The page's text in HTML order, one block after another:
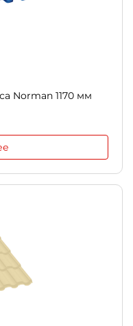
Norman 1170 мм